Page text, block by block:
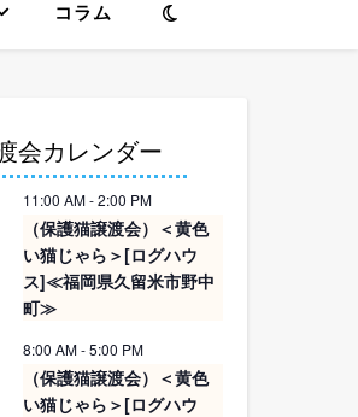
コラム
会カレンダー
11:00 AM-2:00 PM
（保護猫譲渡会）＜黄色
い猫じゃら＞[ログハウ
ス]≪福岡県久留米市野中
町≫
8:00 AM-5:00 PM
（保護猫譲渡会）＜黄色
い猫じゃら＞[ログハウ